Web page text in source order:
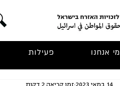
מי אנחנו פעילות
14 במאי 2023 זמן קריאה 2 דקות